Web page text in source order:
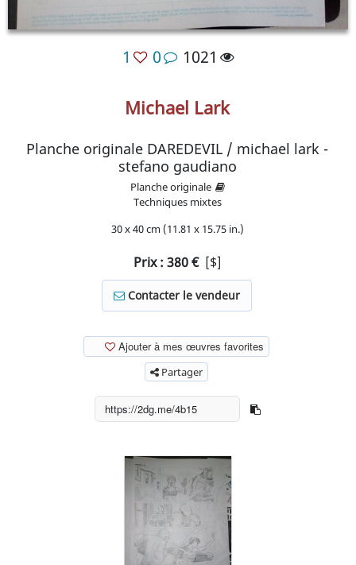
1 0 1021
Michael Lark
Planche originale DAREDEVIL / michael lark -
stefano gaudiano
Planche originale
Techniques mixtes
30 x 40 cm (11.81 x 15.75 in.)
Prix : 380 [$]
Contacter le vendeur
Ajouter à mes œuvres favorites
Partager